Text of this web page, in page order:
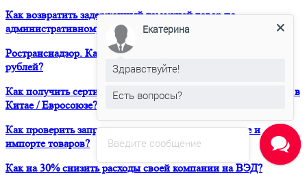
Как возвратить задержанный таможней товар по
административному делу?
Ространснадзор. Как избежать штрафа в размере 200 000
рублей?
Как получить сертификат о форс-мажорных обстоятельствах в
Китае / Евросоюзе?
Как проверить запреты и ограничения при транзите и
импорте товаров?
Как на 30% снизить расходы своей компании на ВЭД?
Введите сообщение
Екатерина
Здравствуйте!
Есть вопросы?